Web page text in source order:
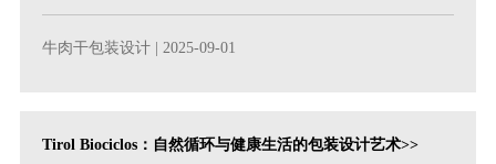
牛肉干包装设计 | 2025-09-01
Tirol Biociclos：自然循环与健康生活的包装设计艺术>>